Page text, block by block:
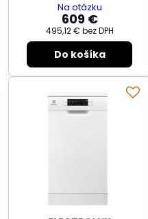
Na otázku
609 €
495,12 € bez DPH
Do košíka